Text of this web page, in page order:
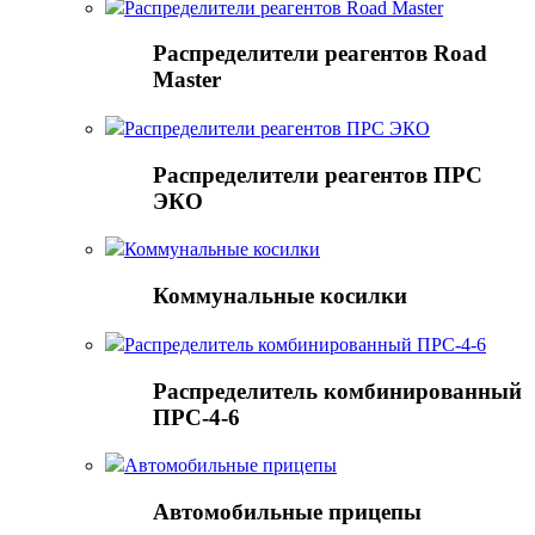
Распределители реагентов Road Master
Распределители реагентов Road
Master
Распределители реагентов ПРС ЭКО
Распределители реагентов ПРС
ЭКО
Коммунальные косилки
Коммунальные косилки
Распределитель комбинированный ПРС-4-6
Распределитель комбинированный
ПРС-4-6
Автомобильные прицепы
Автомобильные прицепы